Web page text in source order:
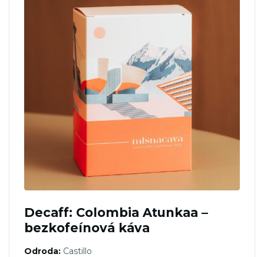
Decaff: Colombia Atunkaa –
bezkofeínová káva
Odroda: Castillo